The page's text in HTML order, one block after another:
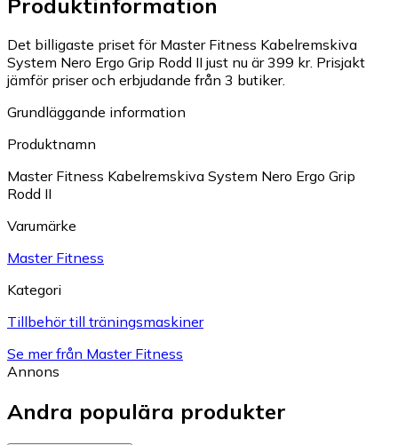
Det billigaste priset för Master Fitness Kabelremskiva
System Nero Ergo Grip Rodd II just nu är 399 kr. Prisjakt
jämför priser och erbjudande från 3 butiker.
Grundläggande information
Produktnamn
Master Fitness Kabelremskiva System Nero Ergo Grip
Rodd II
Varumärke
Master Fitness
Kategori
Tillbehör till träningsmaskiner
Se mer från Master Fitness
Annons
Andra populära produkter